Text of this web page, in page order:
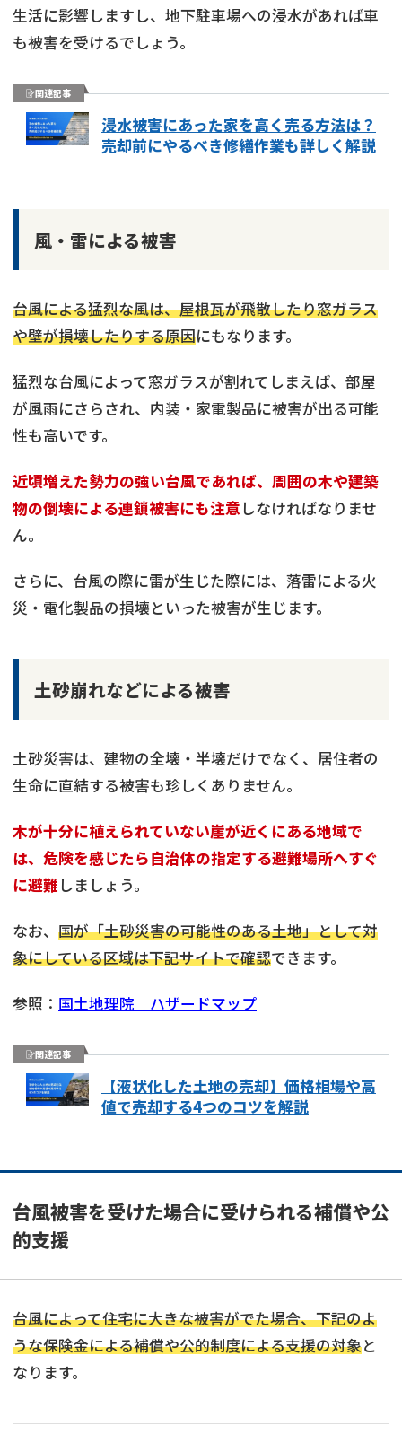
生活に影響しますし、地下駐車場への浸水があれば車
も被害を受けるでしょう。
関連記事
浸水被害にあった家を高く売る方法は？
売却前にやるべき修繕作業も詳しく解説
風・雷による被害
台風による猛烈な風は、屋根瓦が飛散したり窓ガラス
や壁が損壊したりする原因にもなります。
猛烈な台風によって窓ガラスが割れてしまえば、部屋
が風雨にさらされ、内装・家電製品に被害が出る可能
性も高いです。
近頃増えた勢力の強い台風であれば、周囲の木や建築
物の倒壊による連鎖被害にも注意 しなければなりませ
ん。
さらに、台風の際に雷が生じた際には、落雷による火
災・電化製品の損壊といった被害が生じます。
土砂崩れなどによる被害
土砂災害は、建物の全壊・半壊だけでなく、居住者の
生命に直結する被害も珍しくありません。
木が十分に植えられていない崖が近くにある地域で
は、危険を感じたら自治体の指定する避難場所へすぐ
に避難 しましょう。
なお、 国が「土砂災害の可能性のある土地」として対
象にしている区域は下記サイトで確認できます。
参照： 国土地理院 ハザードマップ
関連記事
【液状化した土地の売却】価格相場や高
値で売却する4つのコツを解説
台風被害を受けた場合に受けられる補償や公
的支援
台風によって住宅に大きな被害がでた場合、下記のよ
うな保険金による補償や公的制度による支援の対象と
なります。